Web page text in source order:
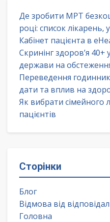
Де зробити МРТ
році: список
Кабінет пацієнта в
Скринінг здоров’я 40+
держави на
Переведення
дати та вплив на
Як вибрати сімейного
пацієнтів
Сторінки
Блог
Відмова від
Головна